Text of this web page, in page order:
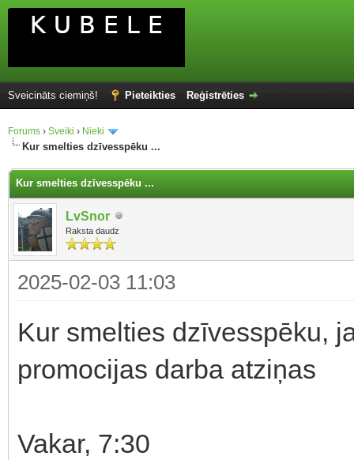
Sveicināts ciemiņš! Pieteikties Reģistrēties
Forums › Sveiki › Nieki
Kur smelties dzīvesspēku ...
Kur smelties dzīvesspēku ...
LvSnor
Raksta daudz
2025-02-03 11:03
Kur smelties dzīvesspēku,
promocijas darba atziņas
Vakar, 7:30